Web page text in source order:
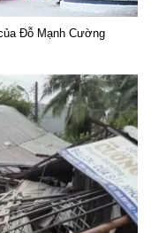
Đỗ Mạnh Cường